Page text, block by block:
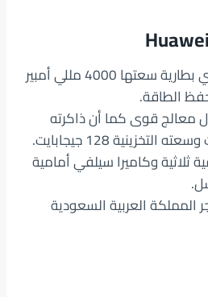
يمتلك جوال هواوي بطارية سعتها 4000 مللي أمبير
الطاقة.
معالج قوى كما أن ذاكرته
ثلاثية وكاميرا سيلفي أمامية
المملكة العربية السعودية